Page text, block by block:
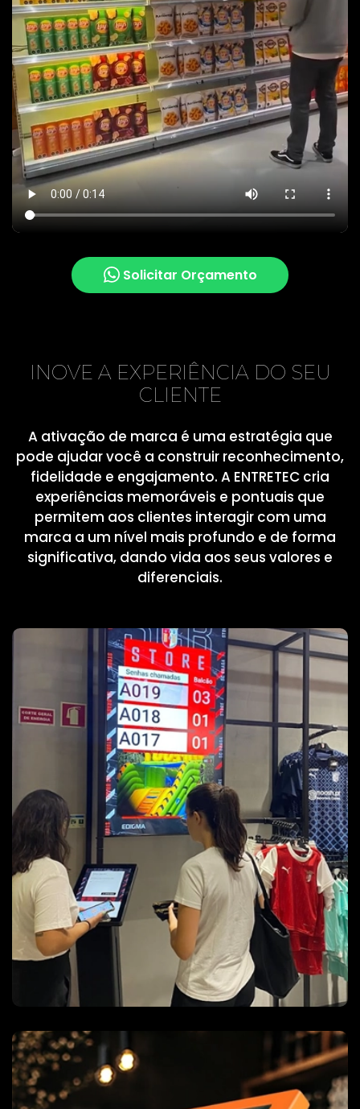
Solicitar Orçamento
INOVE A EXPERIÊNCIA DO SEU
CLIENTE
A ativação de marca é uma estratégia que
pode ajudar você a construir reconhecimento,
fidelidade e engajamento. A ENTRETEC cria
experiências memoráveis e pontuais que
permitem aos clientes interagir com uma
marca a um nível mais profundo e de forma
significativa, dando vida aos seus valores e
diferenciais.